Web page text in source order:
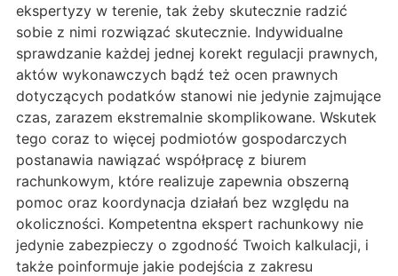
ekspertyzy w terenie, tak żeby skutecznie radzić
sobie z nimi rozwiązać skutecznie. Indywidualne
sprawdzanie każdej jednej korekt regulacji prawnych,
aktów wykonawczych bądź też ocen prawnych
dotyczących podatków stanowi nie jedynie zajmujące
czas, zarazem ekstremalnie skomplikowane. Wskutek
tego coraz to więcej podmiotów gospodarczych
postanawia nawiązać współpracę z biurem
rachunkowym, które realizuje zapewnia obszerną
pomoc oraz koordynacja działań bez względu na
okoliczności. Kompetentna ekspert rachunkowy nie
jedynie zabezpieczy o zgodność Twoich kalkulacji, i
także poinformuje jakie podejścia z zakresu